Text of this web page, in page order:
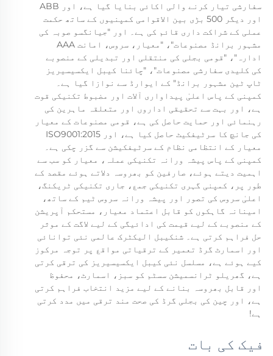
سفارشی تیار کرنے والی اکائی بنایا گیا ہے، اور ABB
اور دیگر 500 بڑی بین الاقوامی کمپنیوں کے ساتھ حکمت
عملی کے شراکت داری قائم کی ہے۔ اور "جیانگسو صوبہ کی
مشہور برانڈ مصنوعات"، "معیار، سروس، امانت AAA
ادارہ"، "قومی بجلی کی منتقلی اور تبدیلی کے منصوبے
کی کلیدی سفارشی مصنوعات"، "چائنا کیبل ایکسیسیریز
ٹاپ ٹین مشہور برانڈ" کے ایوارڈ سے نوازا گیا ہے۔
کمپنی کے پاس اعلیٰ پیداواری آلات اور مضبوط تکنیکی قوت
ہے، اور بہت سے تحقیقی اداروں اور متعلقہ ماہرین کی
رہنمائی اور حمایت حاصل کی ہے، قومی مصنوعات کے معیار
کی جانچ کا سرٹیفکیٹ حاصل کیا ہے، اور ISO9001:2015
معیار کے انتظامی نظام کے سرٹیفکیشن سے گزر چکی ہے۔
کمپنی کے پاس پیشہ ورانہ تکنیکی عملہ، معیار کو سب سے
اہمیت دیتے ہوئے، صارفین کو بھروسہ دلاتے ہوئے مقصد کے
طور پر، کمپنی گہری تکنیکی جمع، جاری تکنیکی ٹریکنگ،
اعلیٰ سروس کی تصور اور پیشہ ورانہ سروس ٹیم کے ساتھ،
امینانہ گاہکوں کو قابل اعتماد معیار، مستحکم آپریشن
کے منصوبے کے لیے قیمت کی ادائیگی کے لیے لاگت کے موثر
حل فراہم کرتی ہے۔ شنکیبل الیکٹرک عالمی نئی توانائی
اور اسمارٹ گرڈ تعمیر کے ترقیاتی مواقع پر توجہ مرکوز
کیے ہوئے ہے، مسلسل نئی کیبل ایکسیسیریز کی ترقی کرتی
ہے، گھریلو ٹرانسمیشن سسٹم کو سبز، اسمارٹ، محفوظ
اور قابل بھروسہ بنانے کے لیے مزید انتخاب فراہم کرتی
ہے، اور چین کی بجلی گرڈ کی صحت مند ترقی میں مدد کرتی
ہے!
فیک کی بات